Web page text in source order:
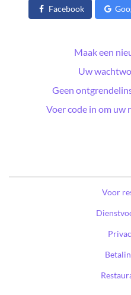
Facebook
Maak een
Uw
Geen
Voer code in om uw
Voor